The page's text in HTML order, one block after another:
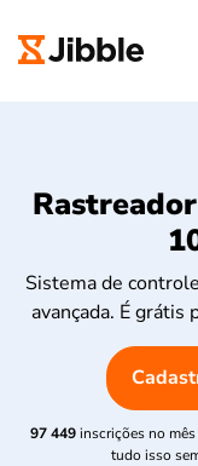
Sistema de
avançada. É
97 449inscrições no
tudo isso